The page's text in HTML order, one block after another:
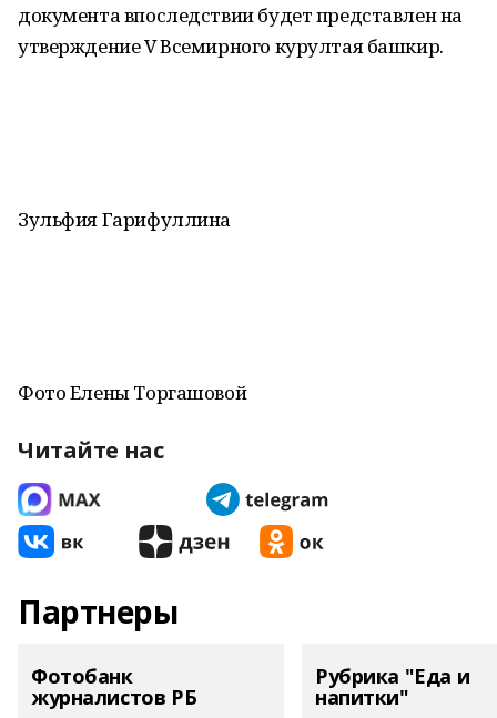
документа впоследствии будет представлен на
утверждение V Всемирного курултая башкир.
Зульфия Гарифуллина
Фото Елены Торгашовой
Читайте нас
Партнеры
Фотобанк
журналистов РБ
Рубрика "Еда и
напитки"